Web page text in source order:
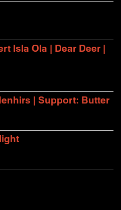
Isla Ola | Dear Deer |
| Support: Butter